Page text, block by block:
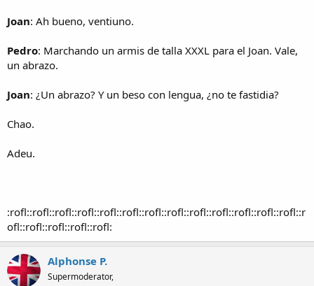
Joan: Ah bueno, ventiuno.
Pedro: Marchando un armis de talla XXXL para el Joan. Vale,
un abrazo.
Joan: ¿Un abrazo? Y un beso con lengua, ¿no te fastidia?
Chao.
Adeu.
:rofl::rofl::rofl::rofl::rofl::rofl::rofl::rofl::rofl::rofl::rofl::rofl::rofl::r
ofl::rofl::rofl::rofl::rofl:
Alphonse P.
Supermoderator,